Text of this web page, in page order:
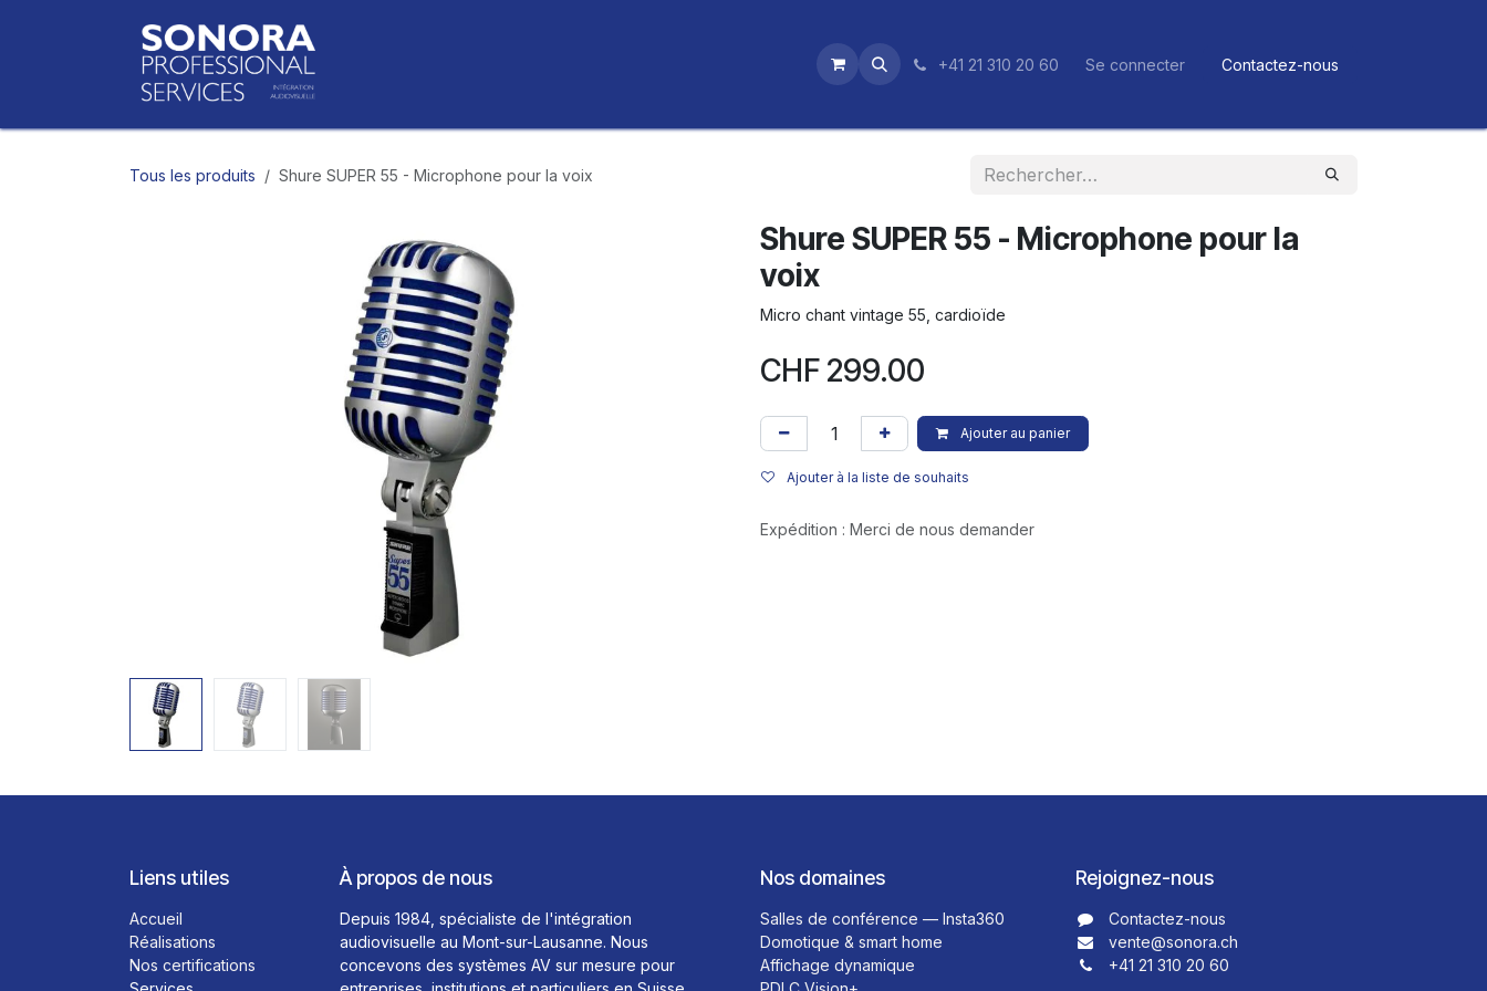
+41 21 310 20 60 Se connecter Contactez-nous
Tous les produits Shure SUPER 55 - Microphone pour la voix
Shure SUPER 55 - Microphone pour la
voix
Micro chant vintage 55, cardioïde
CHF 299.00
Ajouter au panier
Ajouter à la liste de souhaits
Expédition : Merci de nous demander
Liens utiles
Accueil
Réalisations
Nos certifications
À propos de nous
Depuis 1984, spécialiste de l'intégration
audiovisuelle au Mont-sur-Lausanne. Nous
concevons des systèmes AV sur mesure pour
Nos domaines
Salles de conférence — Insta360
Domotique & smart home
Affichage dynamique
Rejoignez-nous
Contactez-nous​​
vente@sonora.ch
+41 21 310 20 60